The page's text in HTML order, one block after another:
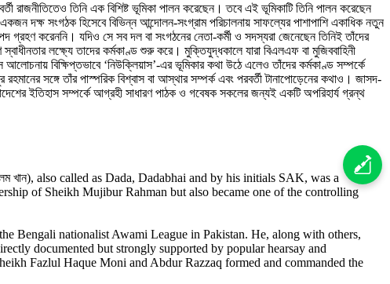
তিনি এক বিশিষ্ট ভূমিকা পালন করেছেন। তবে এই ভূমিকাটি তিনি পালন করেছেন
দক্ষ সংগঠক হিসেবে বিভিন্ন আন্দোলন-সংগ্রাম পরিচালনায় সাফল্যের পাশাপাশি একাধিক নতুন
করেননি। যদিও সে সব দল বা সংগঠনের নেতা-কর্মী ও সদস্যরা জেনেছেন তিনিই তাঁদের
লক্ষ্যে তাদের কর্মকাণ্ড শুরু করে। মুক্তিযুদ্ধকালে যারা বিএলএফ বা মুজিববাহিনী
বিক্ষিপ্তভাবে ‘নিউক্লিয়াস’-এর ভূমিকার কথা উঠে এলেও তাঁদের কর্মকাণ্ড সম্পর্কে
সঙ্গে তাঁর পাস্পরিক বিশ্বাস বা আস্থার সম্পর্ক এবং পরবর্তী টানাপােড়েনের কথাও। জাসদ-
ইতিহাস সম্পর্কে আগ্রহী সাধারণ পাঠক ও গবেষক সকলের জন্যই একটি অপরিহার্য গ্রন্থ
also called as Dada, Dadabhai and by his initials SAK, was a
of Sheikh Mujibur Rahman but also became one of the controlling
Bengali nationalist Awami League in Pakistan. He, along with others,
documented but strongly supported by popular hearsay and
Fazlul Haque Moni and Abdur Razzaq formed and commanded the